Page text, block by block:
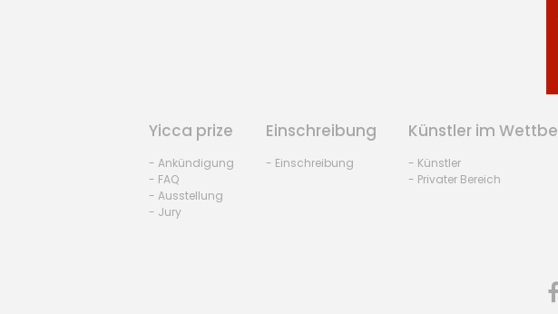
Yicca prize
- Ankündigung
- FAQ
- Ausstellung
- Jury
Einschreibung
- Einschreibung
Künstler im
- Künstler
- Privater Bereich